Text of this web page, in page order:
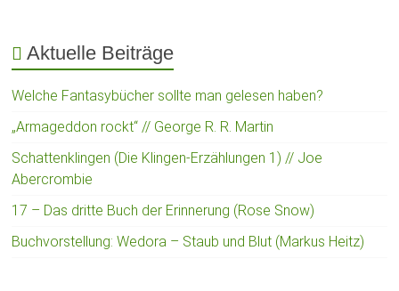
Aktuelle Beiträge
Welche Fantasybücher sollte man gelesen haben?
„Armageddon rockt“ // George R. R. Martin
Schattenklingen (Die Klingen-Erzählungen 1) // Joe
Abercrombie
17 – Das dritte Buch der Erinnerung (Rose Snow)
Buchvorstellung: Wedora – Staub und Blut (Markus Heitz)